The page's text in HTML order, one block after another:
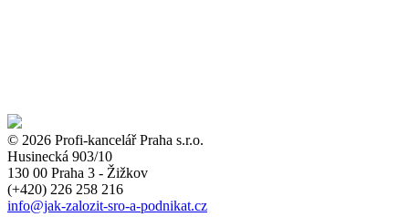
© 2026 Profi-kancelář Praha s.r.o.
Husinecká 903/10
130 00 Praha 3 - Žižkov
(+420) 226 258 216
info@jak-zalozit-sro-a-podnikat.cz